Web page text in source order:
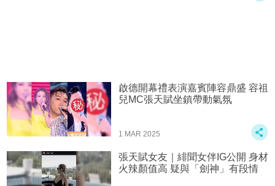
啟德開幕禮表演嘉賓陣容鼎盛 容祖
兒MC張天賦坐鎮帶動氣氛
1 MAR 2025
張天賦女友｜緋聞女伴IG公開 身材
火辣顏值高 疑與「劍神」有段情